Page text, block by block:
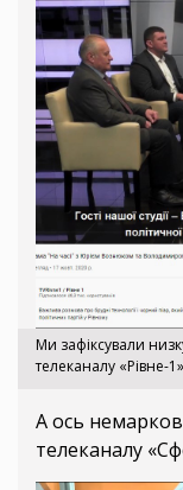
Ми зафіксували
телеканалу «Рівне-
А ось
телеканалу